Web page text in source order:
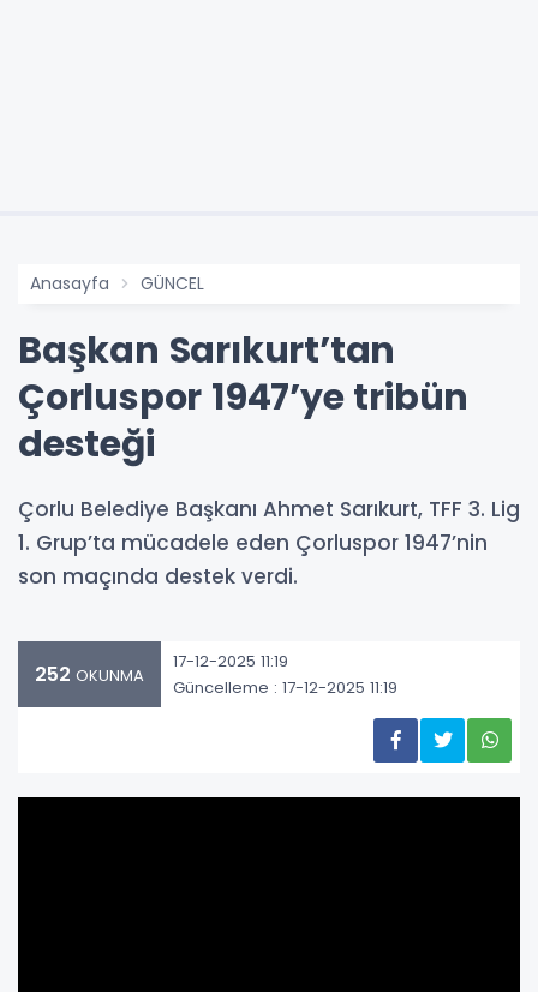
Anasayfa GÜNCEL
Başkan Sarıkurt’tan
Çorluspor 1947’ye tribün
desteği
Çorlu Belediye Başkanı Ahmet Sarıkurt, TFF 3. Lig
1. Grup’ta mücadele eden Çorluspor 1947’nin
son maçında destek verdi.
252 OKUNMA
17-12-2025 11:19
Güncelleme : 17-12-2025 11:19